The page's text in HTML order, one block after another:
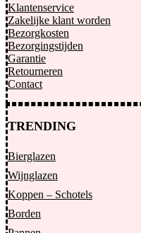
Klantenservice
Zakelijke klant worden
Bezorgkosten
Bezorgingstijden
Garantie
Retourneren
Contact
TRENDING
Bierglazen
Wijnglazen
Koppen – Schotels
Borden